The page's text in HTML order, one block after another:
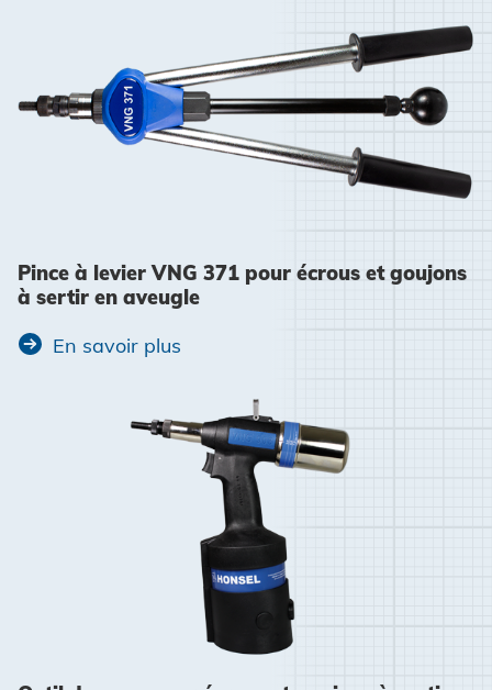
Pince à levier VNG 371 pour écrous et goujons
à sertir en aveugle
En savoir plus